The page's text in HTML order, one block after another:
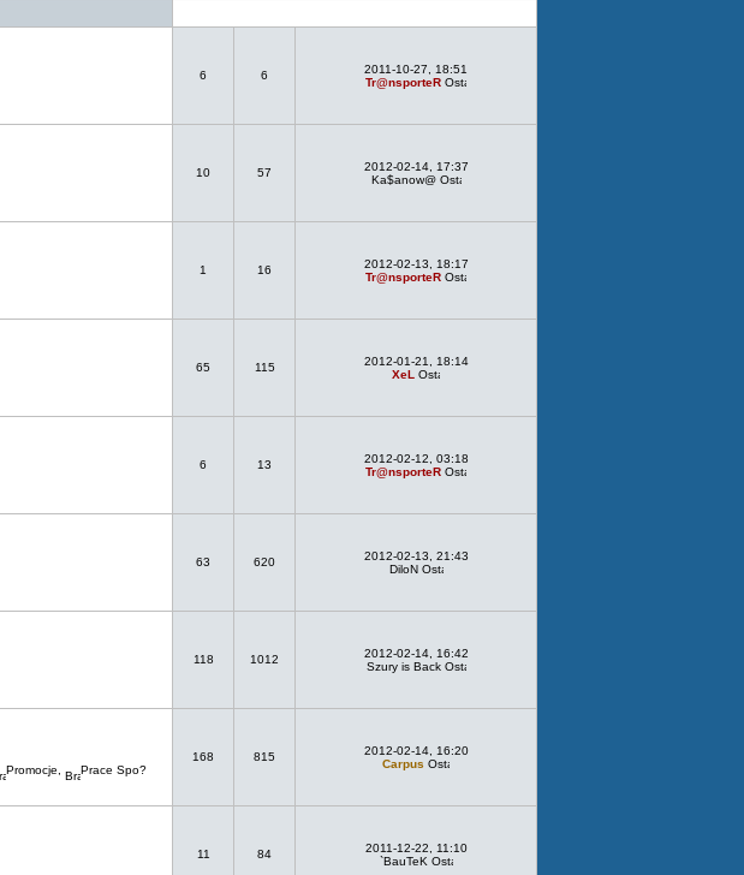
6 6
2011-10-27, 18:51
Tr@nsporteR
10 57
2012-02-14, 17:37
Ka$anow@
1 16
2012-02-13, 18:17
Tr@nsporteR
65 115
2012-01-21, 18:14
XeL
6 13
2012-02-12, 03:18
Tr@nsporteR
63 620
2012-02-13, 21:43
DiloN
118 1012
2012-02-14, 16:42
Szury is Back
Promocje
Prace Spo?
168 815
2012-02-14, 16:20
Carpus
11 84
2011-12-22, 11:10
`BauTeK